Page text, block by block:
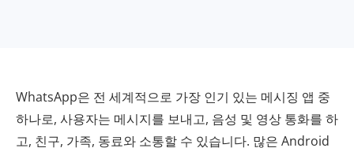
WhatsApp은 전 세계적으로 가장 인기 있는 메시징 앱 중
하나로, 사용자는 메시지를 보내고, 음성 및 영상 통화를 하
고, 친구, 가족, 동료와 소통할 수 있습니다. 많은 Android